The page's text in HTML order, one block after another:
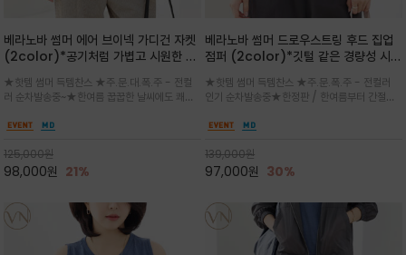
베라노바 썸머 에어 브이넥 가디건 자켓
(2color)*공기처럼 가볍고 시원한 나
브이넥 디자인이라 부담없이 쓱쓱~걸치
는 꾸안꾸!!가볍고 바스락한 나일론 블렌
드 소재감이 세련된 무드를 더해주는 가
★핫템 썸머 득템찬스 ★주.문.대.폭.주 - 전컬
러 순차발송중~★한여름 꿉꿉한 날씨에도 쾌적
일 자켓은 가벼운 무게감과 방수성 덕분에 여름
등과 밸런스를 맞춥니다
125,000원
98,000원 21%
베라노바 썸머 드로우스트링 후드 집업
점퍼 (2color)*깃털 같은 경량성 시원
(Volume Fit)가볍지만 입체적인 실
루엣을 유지하는 구조적 디자인
★핫템 썸머 득템찬스 ★주.문.폭.주 - 전컬러
인기 순차발송중★한정판 / 한여름부터 간절기
단 스토퍼 디테일로 핏 조절이 가능해 실용적/바
가볍게 비치는 세련된후드
139,000원
97,000원 30%